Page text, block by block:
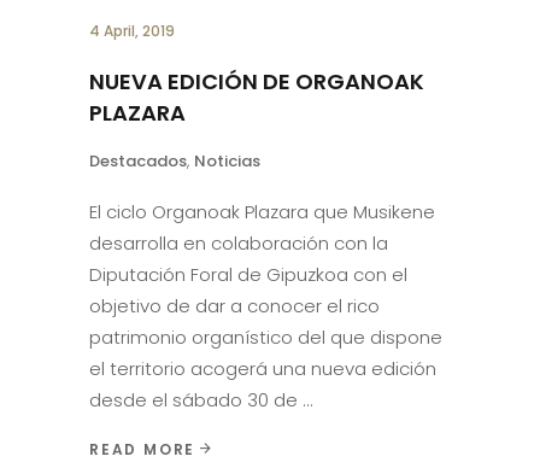
4 April, 2019
NUEVA EDICIÓN DE ORGANOAK
PLAZARA
Destacados, Noticias
El ciclo Organoak Plazara que Musikene
desarrolla en colaboración con la
Diputación Foral de Gipuzkoa con el
objetivo de dar a conocer el rico
patrimonio organístico del que dispone
el territorio acogerá una nueva edición
desde el sábado 30 de
READ MORE